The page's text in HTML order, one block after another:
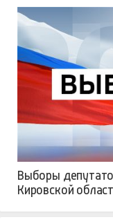
Выборы
Кировской